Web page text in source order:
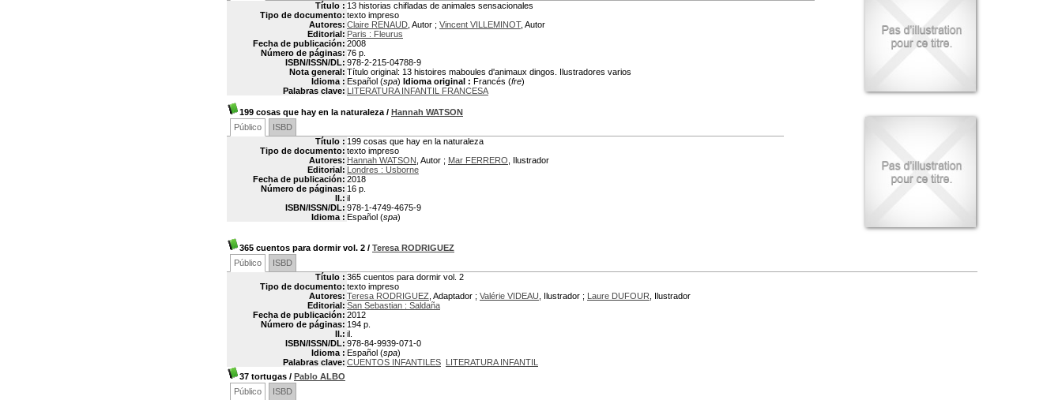
Título : 13 historias chifladas de animales sensacionales
Tipo de documento: texto impreso
Autores: Claire RENAUD , Autor ; Vincent VILLEMINOT, Autor
Editorial: Paris : Fleurus
Fecha de publicación: 2008
Número de páginas: 76 p.
ISBN/ISSN/DL: 978-2-215-04788-9
Nota general: Título original: 13 histoires maboules d'animaux dingos. Ilustradores varios
Idioma : Español (spa) Idioma original : Francés (fre)
Palabras clave: LITERATURA INFANTIL FRANCESA
199 cosas que hay en la naturaleza / Hannah WATSON
Público
ISBD
Título : 199 cosas que hay en la naturaleza
Tipo de documento: texto impreso
Autores: Hannah WATSON , Autor ; Mar FERRERO , Ilustrador
Editorial: Londres : Usborne
Fecha de publicación: 2018
Número de páginas: 16 p.
Il.: il
ISBN/ISSN/DL: 978-1-4749-4675-9
Idioma : Español (spa)
365 cuentos para dormir vol. 2 / Teresa RODRIGUEZ
Público
ISBD
Título : 365 cuentos para dormir vol. 2
Tipo de documento: texto impreso
Autores: Teresa RODRIGUEZ , Adaptador ; Valérie VIDEAU , Ilustrador ; Laure DUFOUR , Ilustrador
Editorial: San Sebastian : Saldaña
Fecha de publicación: 2012
Número de páginas: 194 p.
Il.: il.
ISBN/ISSN/DL: 978-84-9939-071-0
Idioma : Español (spa)
Palabras clave: CUENTOS INFANTILES LITERATURA INFANTIL
37 tortugas / Pablo ALBO
Público
ISBD